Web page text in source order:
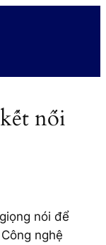
nối
nói để
nghệ